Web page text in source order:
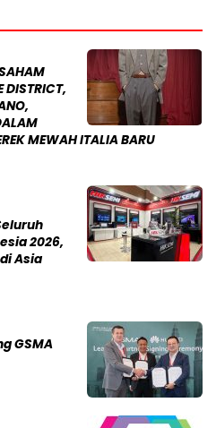
DISTRICT,
MEWAH ITALIA BARU
2026,
Asia
GSMA